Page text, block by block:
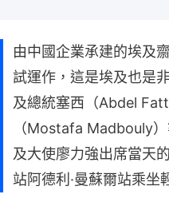
由中國企業承建的埃及
試運作，這是埃及也是
及總統塞西（Abdel
（Mostafa Madbouly
及大使廖力強出席當天
站阿德利·曼蘇爾站乘坐